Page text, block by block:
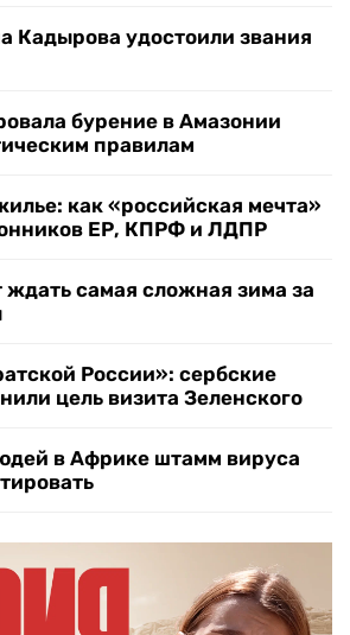
Кадырова удостоили звания
бурение в Амазонии
правилам
как «российская мечта»
ЕР, КПРФ и ЛДПР
самая сложная зима за
России»: сербские
цель визита Зеленского
в Африке штамм вируса